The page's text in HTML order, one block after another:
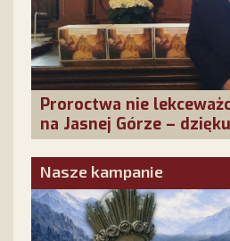
Proroctwa nie
na Jasnej Górze –
obecność!
Nasze kampanie